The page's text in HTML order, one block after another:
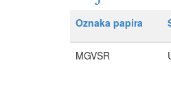
Oznaka papira
MGVSR